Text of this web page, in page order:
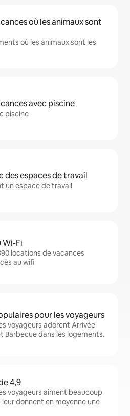
où les animaux sont
où les animaux sont les
avec piscine
piscine
des espaces de travail
un espace de travail
Wi-Fi
locations de vacances
au wifi
pour les voyageurs
voyageurs adorent Arrivée
Barbecue dans les logements.
4,9
voyageurs aiment beaucoup
donnent en moyenne une